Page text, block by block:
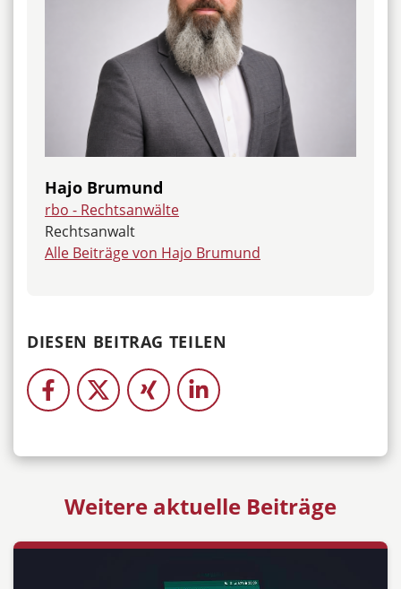
Hajo Brumund
rbo - Rechtsanwälte
Rechtsanwalt
Alle Beiträge von Hajo Brumund
DIESEN BEITRAG TEILEN
Weitere aktuelle Beiträge